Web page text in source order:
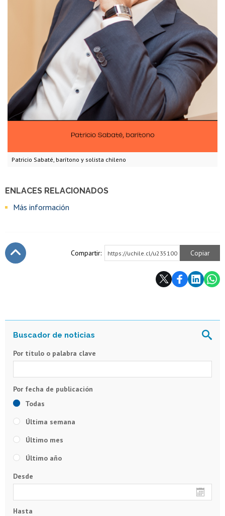
Patricio Sabaté, barítono y solista chileno
ENLACES RELACIONADOS
Más información
Compartir: https://uchile.cl/u235100 Copiar
Por título o palabra clave
Todas
Última semana
Último mes
Último año
Desde
Hasta